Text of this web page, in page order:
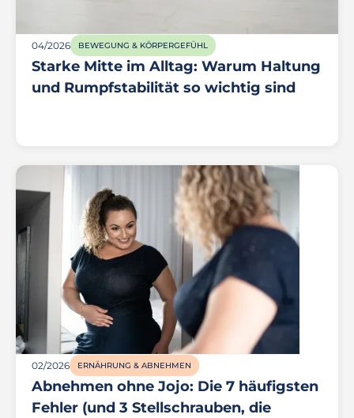
04/2026 BEWEGUNG & KÖRPERGEFÜHL
Starke Mitte im Alltag: Warum Haltung
und Rumpfstabilität so wichtig sind
02/2026 ERNÄHRUNG & ABNEHMEN
Abnehmen ohne Jojo: Die 7 häufigsten
Fehler (und 3 Stellschrauben, die